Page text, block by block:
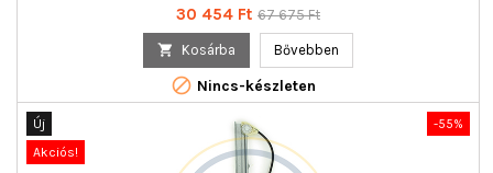
Ár
30 454 Ft Normál
67 675 Ft
 Kosárba Bővebben
 Nincs-készleten
-55%
Új
Akciós!